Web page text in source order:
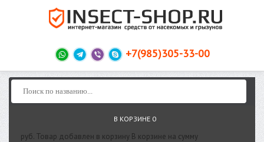
+7(985)305-33-00
В КОРЗИНЕ 0
руб. Товар добавлен в корзину В корзине на сумму